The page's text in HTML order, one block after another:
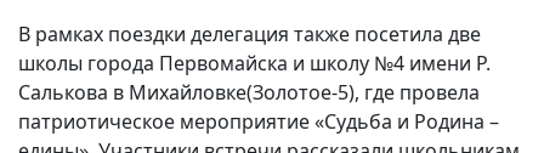
В рамках поездки делегация также посетила две
школы города Первомайска и школу №4 имени Р.
Салькова в Михайловке(Золотое-5), где провела
патриотическое мероприятие «Судьба и Родина –